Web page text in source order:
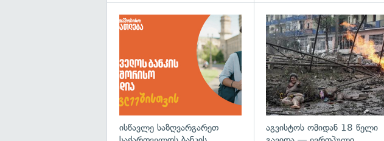
ისწავლე საზღვარგარეთ
აგვისტოს ომიდან 18 წელი